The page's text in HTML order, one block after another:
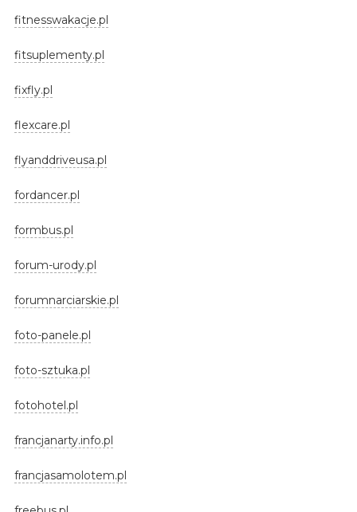
fitnesswakacje.pl
fitsuplementy.pl
fixfly.pl
flexcare.pl
flyanddriveusa.pl
fordancer.pl
formbus.pl
forum-urody.pl
forumnarciarskie.pl
foto-panele.pl
foto-sztuka.pl
fotohotel.pl
francjanarty.info.pl
francjasamolotem.pl